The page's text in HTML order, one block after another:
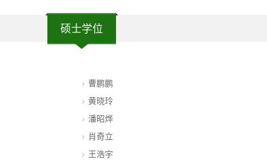
硕士学位
曹鹏鹏
黄晓玲
潘昭烨
肖奇立
王浩宇